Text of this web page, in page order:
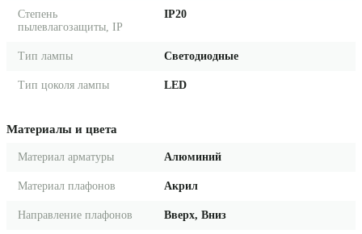
Степень
пылевлагозащиты, IP
IP20
Тип лампы Светодиодные
Тип цоколя лампы LED
Материалы и цвета
Материал арматуры Алюминий
Материал плафонов Акрил
Направление плафонов Вверх, Вниз